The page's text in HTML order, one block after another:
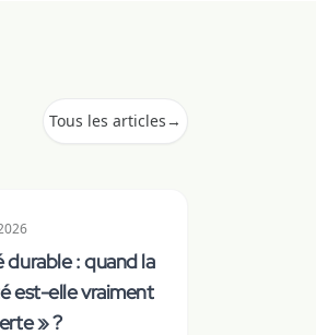
Tous les articles→
durable : quand la
est-elle vraiment
» ?